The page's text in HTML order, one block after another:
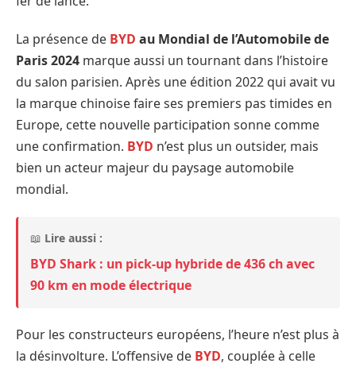
La présence de BYD au Mondial de l’Automobile de
Paris 2024 marque aussi un tournant dans l’histoire
du salon parisien. Après une édition 2022 qui avait vu
la marque chinoise faire ses premiers pas timides en
Europe, cette nouvelle participation sonne comme
une confirmation. BYD n’est plus un outsider, mais
bien un acteur majeur du paysage automobile
mondial.
📖 Lire aussi :
BYD Shark : un pick-up hybride de 436 ch avec
90 km en mode électrique
Pour les constructeurs européens, l’heure n’est plus à
la désinvolture. L’offensive de BYD, couplée à celle